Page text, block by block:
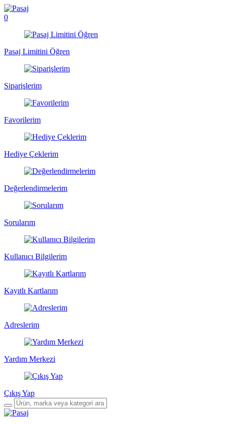
0
Pasaj Limitini Öğren
Siparişlerim
Favorilerim
Hediye Çeklerim
Değerlendirmelerim
Sorularım
Kullanıcı Bilgilerim
Kayıtlı Kartlarım
Adreslerim
Yardım Merkezi
Çıkış Yap